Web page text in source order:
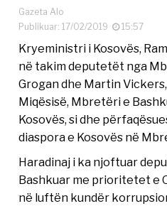
Gazeta Alo
Publikuar: 17/02/2019
15:57
Kryeministri i Kosovës,
në takim deputetët nga
Grogan dhe Martin
Miqësisë, Mbretëri e
Kosovës, si dhe
diaspora e Kosovës në
Haradinaj i ka njoftuar
Bashkuar me prioritetet e
në luftën kundër